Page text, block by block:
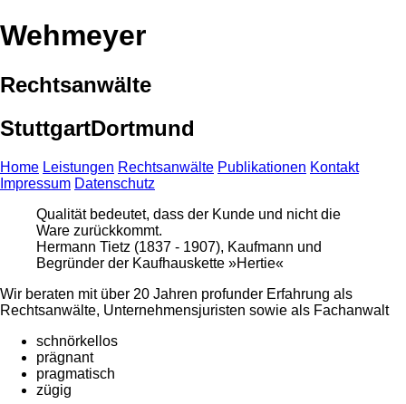
Wehmeyer
Rechtsanwälte
StuttgartDortmund
Home Leistungen Rechtsanwälte Publikationen Kontakt
Impressum Datenschutz
Qualität bedeutet, dass der Kunde und nicht die
Ware zurückkommt.
Hermann Tietz (1837 - 1907), Kaufmann und
Begründer der Kaufhauskette »Hertie«
Wir beraten mit über 20 Jahren profunder Erfahrung als
Rechtsanwälte, Unternehmensjuristen sowie als Fachanwalt
schnörkellos
prägnant
pragmatisch
zügig